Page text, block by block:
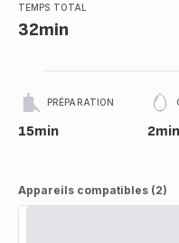
TEMPS TOTAL
32min
PRÉPARATION
15min 2min
Appareils compatibles (2)